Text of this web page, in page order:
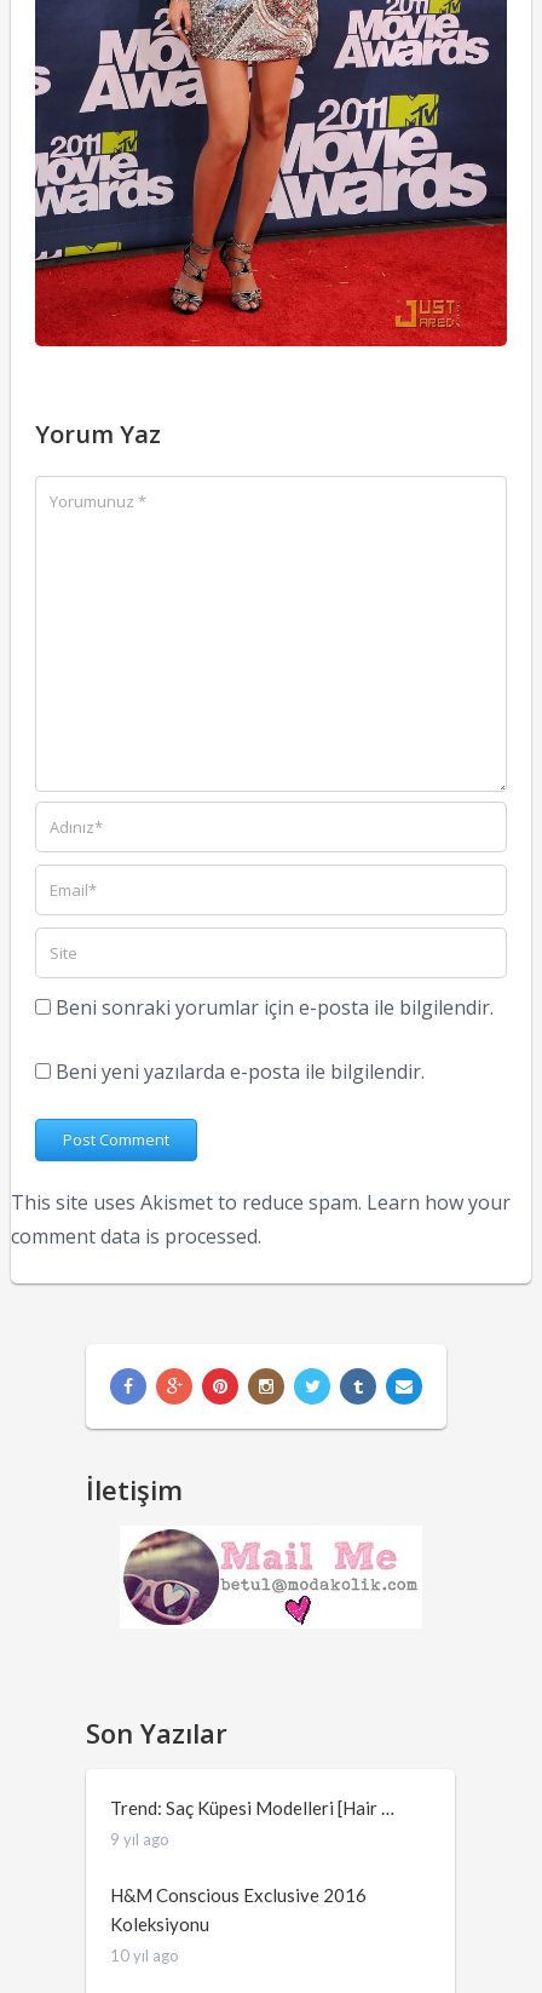
Yorum Yaz
Beni sonraki yorumlar için e-posta ile bilgilendir.
Beni yeni yazılarda e-posta ile bilgilendir.
This site uses Akismet to reduce spam. Learn how your
comment data is processed.
İletişim
Son Yazılar
Trend: Saç Küpesi Modelleri [Hair …
9 yıl ago
H&M Conscious Exclusive 2016
Koleksiyonu
10 yıl ago